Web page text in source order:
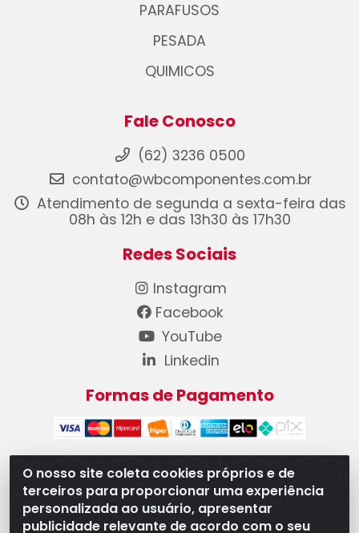
O nosso site coleta cookies próprios e de
terceiros para proporcionar uma experiência
personalizada ao usuário, apresentar
publicidade relevante de acordo com o seu
PARAFUSOS
PESADA
QUIMICOS
Fale Conosco
(62) 3236 0500
contato@wbcomponentes.com.br
Atendimento de segunda a sexta-feira das
08h às 12h e das 13h30 às 17h30
Redes Sociais
Instagram
Facebook
YouTube
Linkedin
Formas de Pagamento
WB Componentes Automotivos LTDA - CNPJ
08.528.393/0001-12 - Rua do Níquel, 667 - Parque
Oeste Industrial, Goiânia/GO - CEP 74375-660